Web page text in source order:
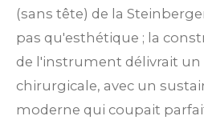
(sans tête) de la
pas qu'esthétique ; la
de l'instrument délivrait
chirurgicale, avec un
moderne qui coupait